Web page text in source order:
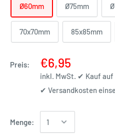
Ø60mm Ø75mm
70x70mm 85x85mm
Preis: €6,95
inkl. MwSt. ✔ Kauf auf
✔ Versandkosten
Menge: